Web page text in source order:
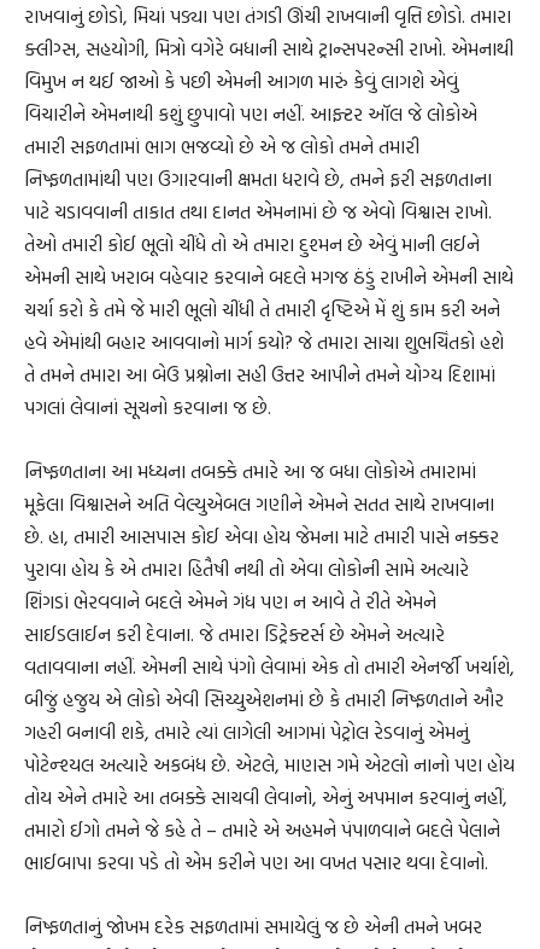
રાખવાનું છોડો, મિયાં પડ્યા પણ તંગડી ઊંચી રાખવાની વૃત્તિ છોડો. તમારા
ક્લીગ્સ, સહયોગી, મિત્રો વગેરે બધાની સાથે ટ્રાન્સપરન્સી રાખો. એમનાથી
વિમુખ ન થઈ જાઓ કે પછી એમની આગળ મારું કેવું લાગશે એવું
વિચારીને એમનાથી કશું છુપાવો પણ નહીં. આફ્ટર ઑલ જે લોકોએ
તમારી સફળતામાં ભાગ ભજવ્યો છે એ જ લોકો તમને તમારી
નિષ્ફળતામાંથી પણ ઉગારવાની ક્ષમતા ધરાવે છે, તમને ફરી સફળતાના
પાટે ચડાવવાની તાકાત તથા દાનત એમનામાં છે જ એવો વિશ્વાસ રાખો.
તેઓ તમારી કોઈ ભૂલો ચીંધે તો એ તમારા દુશ્મન છે એવું માની લઈને
એમની સાથે ખરાબ વહેવાર કરવાને બદલે મગજ ઠંડું રાખીને એમની સાથે
ચર્ચા કરો કે તમે જે મારી ભૂલો ચીંધી તે તમારી દૃષ્ટિએ મેં શું કામ કરી અને
હવે એમાંથી બહાર આવવાનો માર્ગ કયો? જે તમારા સાચા શુભચિંતકો હશે
તે તમને તમારા આ બેઉ પ્રશ્નોના સહી ઉત્તર આપીને તમને યોગ્ય દિશામાં
પગલાં લેવાનાં સૂચનો કરવાના જ છે.
નિષ્ફળતાના આ મધ્યના તબક્કે તમારે આ જ બધા લોકોએ તમારામાં
મૂકેલા વિશ્વાસને અતિ વેલ્યુએબલ ગણીને એમને સતત સાથે રાખવાના
છે. હા, તમારી આસપાસ કોઈ એવા હોય જેમના માટે તમારી પાસે નક્કર
પુરાવા હોય કે એ તમારા હિતૈષી નથી તો એવા લોકોની સામે અત્યારે
શિંગડાં ભેરવવાને બદલે એમને ગંધ પણ ન આવે તે રીતે એમને
સાઈડલાઈન કરી દેવાના. જે તમારા ડિટ્રેક્ટર્સ છે એમને અત્યારે
વતાવવાના નહીં. એમની સાથે પંગો લેવામાં એક તો તમારી એનર્જી ખર્ચાશે,
બીજું હજુય એ લોકો એવી સિચ્યુએશનમાં છે કે તમારી નિષ્ફળતાને ઔર
ગહરી બનાવી શકે, તમારે ત્યાં લાગેલી આગમાં પેટ્રોલ રેડવાનું એમનું
પોટેન્શ્યલ અત્યારે અકબંધ છે. એટલે, માણસ ગમે એટલો નાનો પણ હોય
તોય એને તમારે આ તબક્કે સાચવી લેવાનો, એનું અપમાન કરવાનું નહીં,
તમારો ઈગો તમને જે કહે તે – તમારે એ અહમને પંપાળવાને બદલે પેલાને
ભાઈબાપા કરવા પડે તો એમ કરીને પણ આ વખત પસાર થવા દેવાનો.
નિષ્ફળતાનું જોખમ દરેક સફળતામાં સમાયેલું જ છે એની તમને ખબર